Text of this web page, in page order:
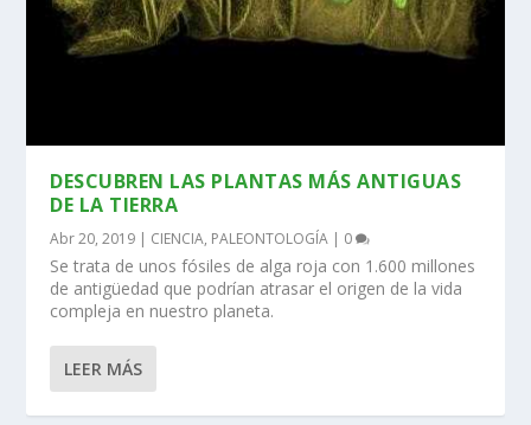
DESCUBREN LAS PLANTAS MÁS ANTIGUAS
DE LA TIERRA
Abr 20, 2019 | CIENCIA, PALEONTOLOGÍA | 0
Se trata de unos fósiles de alga roja con 1.600 millones
de antigüedad que podrían atrasar el origen de la vida
compleja en nuestro planeta.
LEER MÁS